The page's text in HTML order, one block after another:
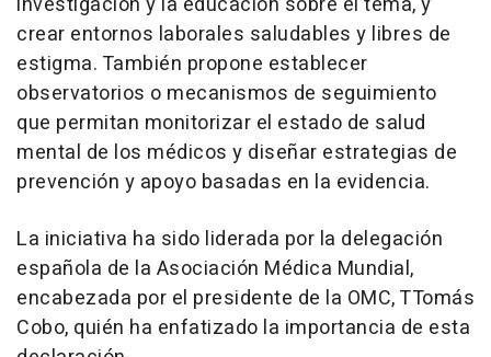
crear entornos laborales saludables y libres de
estigma. También propone establecer
observatorios o mecanismos de seguimiento
que permitan monitorizar el estado de salud
mental de los médicos y diseñar estrategias de
prevención y apoyo basadas en la evidencia.
La iniciativa ha sido liderada por la delegación
española de la Asociación Médica Mundial,
encabezada por el presidente de la OMC, TTomás
Cobo, quién ha enfatizado la importancia de esta